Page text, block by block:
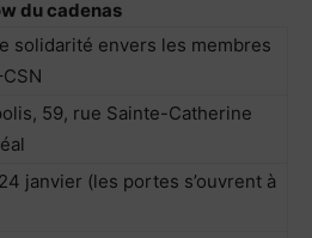
du cadenas
solidarité envers les membres
59, rue Sainte-Catherine
janvier (les portes s’ouvrent à